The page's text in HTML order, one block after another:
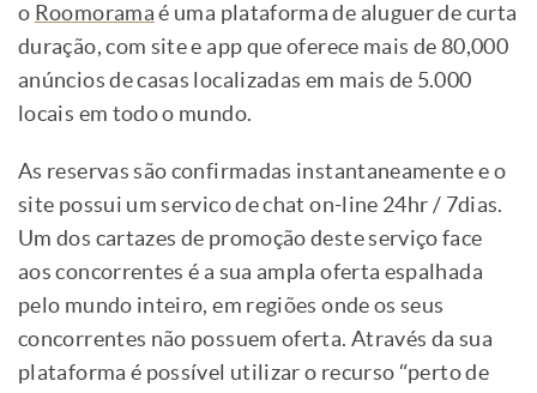
o Roomorama é uma plataforma de aluguer de curta
duração, com site e app que oferece mais de 80,000
anúncios de casas localizadas em mais de 5.000
locais em todo o mundo.
As reservas são confirmadas instantaneamente e o
site possui um servico de chat on-line 24hr / 7dias.
Um dos cartazes de promoção deste serviço face
aos concorrentes é a sua ampla oferta espalhada
pelo mundo inteiro, em regiões onde os seus
concorrentes não possuem oferta. Através da sua
plataforma é possível utilizar o recurso “perto de